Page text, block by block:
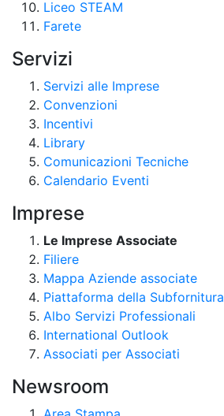
Liceo STEAM
Farete
Servizi
Servizi alle Imprese
Convenzioni
Incentivi
Library
Comunicazioni Tecniche
Calendario Eventi
Imprese
Le Imprese Associate
Filiere
Mappa Aziende associate
Piattaforma della Subfornitura
Albo Servizi Professionali
International Outlook
Associati per Associati
Newsroom